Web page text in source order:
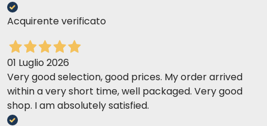
Acquirente verificato
01 Luglio 2026
Very good selection, good prices. My order arrived
within a very short time, well packaged. Very good
shop. I am absolutely satisfied.